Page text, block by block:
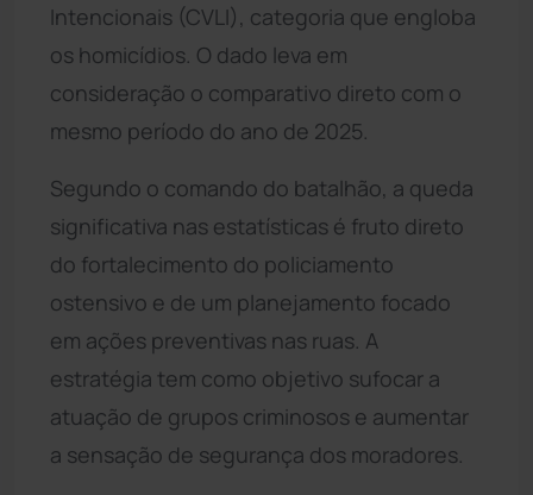
Intencionais (CVLI), categoria que engloba
os homicídios. O dado leva em
consideração o comparativo direto com o
mesmo período do ano de 2025.
Segundo o comando do batalhão, a queda
significativa nas estatísticas é fruto direto
do fortalecimento do policiamento
ostensivo e de um planejamento focado
em ações preventivas nas ruas. A
estratégia tem como objetivo sufocar a
atuação de grupos criminosos e aumentar
a sensação de segurança dos moradores.